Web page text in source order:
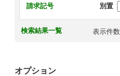
請求記号
別置
検索結果一覧 表示件数
オプション